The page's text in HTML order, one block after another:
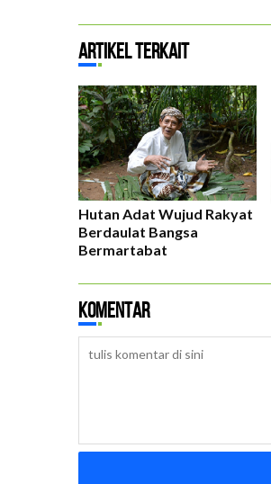
Artikel Terkait
Hutan Adat Wujud Rakyat
Berdaulat Bangsa
Bermartabat
Komentar